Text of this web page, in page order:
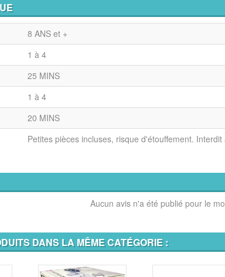
8 ANS et +
1 à 4
25 MINS
1 à 4
20 MINS
Petites pièces incluses, risque d'étouffement.
Aucun avis n'a été publié pour le
DANS LA MÊME CATÉGORIE :